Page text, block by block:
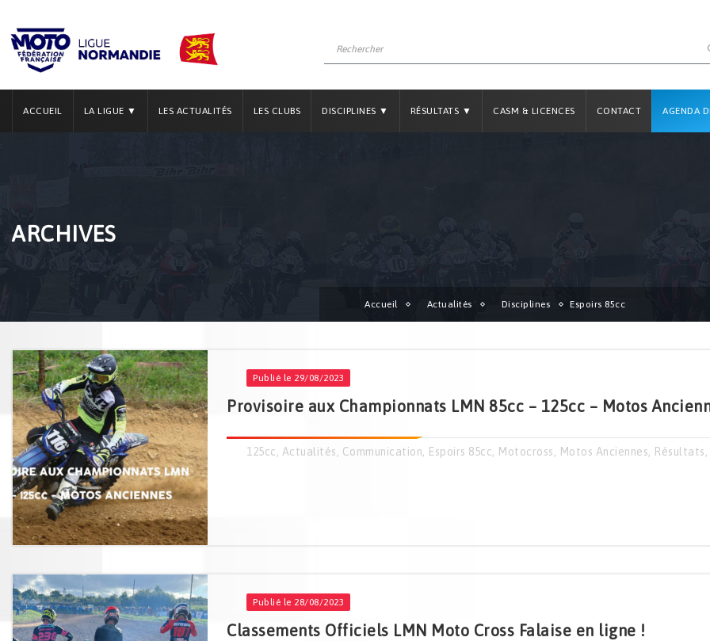
ACCUEIL LA LIGUE ▼ LES ACTUALITÉS LES CLUBS DISCIPLINES ▼ RÉSULTATS ▼ CASM & LICENCES CONTACT AGENDA
ARCHIVES
Accueil Actualités Disciplines Espoirs 85cc
Publié le 29/08/2023
Provisoire aux Championnats LMN 85cc – 125cc – Motos
125cc, Actualités, Communication, Espoirs 85cc, Motocross, Motos Anciennes, Résultats,
Publié le 28/08/2023
Classements Officiels LMN Moto Cross Falaise en ligne !